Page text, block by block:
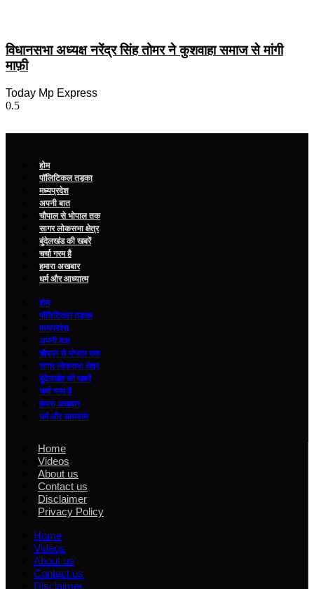
विधानसभा अध्यक्ष नरेंद्र सिंह तोमर ने कुशवाहा समाज से मांगी
माफ़ी
Today Mp Express
होम
पॉलिटिकल तड़का
मध्यप्रदेश
अपनी बात
चौपाल से भोपाल तक
सागर लोकसभा क्षेत्र
बुंदेलखंड की खबरें
चर्चा गरम है
हमारा अखबार
धर्म और आध्यात्म
होम
पॉलिटिकल तड़का
मध्यप्रदेश
अपनी बात
चौपाल से भोपाल तक
सागर लोकसभा क्षेत्र
बुंदेलखंड की खबरें
चर्चा गरम है
हमारा अखबार
धर्म और आध्यात्म
Home
Videos
About us
Contact us
Disclaimer
Privacy Policy
Home
Videos
About us
Contact us
Disclaimer